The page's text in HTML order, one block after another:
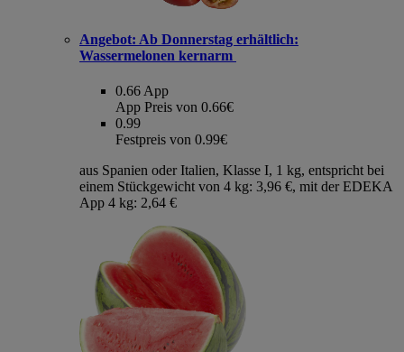
Angebot: Ab Donnerstag erhältlich:
Wassermelonen kernarm
0.66 App
App Preis von 0.66€
0.99
Festpreis von 0.99€
aus Spanien oder Italien, Klasse I, 1 kg, entspricht bei
einem Stückgewicht von 4 kg: 3,96 €, mit der EDEKA
App 4 kg: 2,64 €